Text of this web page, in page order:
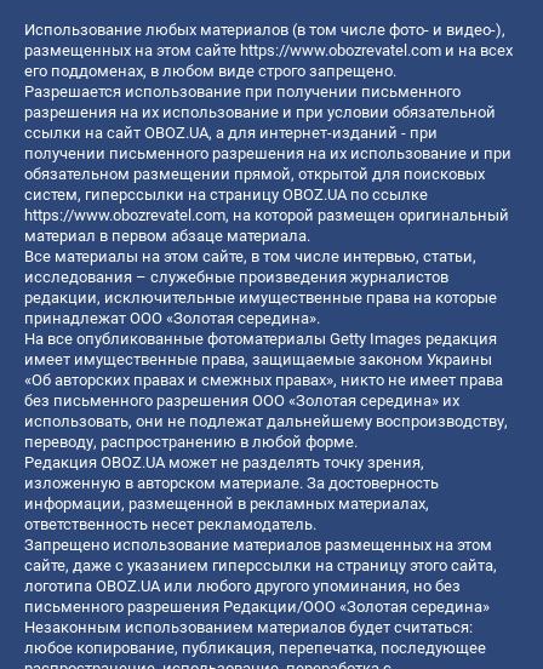
Использование любых материалов (в том числе фото- и видео-),
размещенных на этом сайте https://www.obozrevatel.com и на всех
его поддоменах, в любом виде строго запрещено.
Разрешается использование при получении письменного
разрешения на их использование и при условии обязательной
ссылки на сайт OBOZ.UA, а для интернет-изданий - при
получении письменного разрешения на их использование и при
обязательном размещении прямой, открытой для поисковых
систем, гиперссылки на страницу OBOZ.UA по ссылке
https://www.obozrevatel.com, на которой размещен оригинальный
материал в первом абзаце материала.
Все материалы на этом сайте, в том числе интервью, статьи,
исследования – служебные произведения журналистов
редакции, исключительные имущественные права на которые
принадлежат ООО «Золотая середина».
На все опубликованные фотоматериалы Getty Images редакция
имеет имущественные права, защищаемые законом Украины
«Об авторских правах и смежных правах», никто не имеет права
без письменного разрешения ООО «Золотая середина» их
использовать, они не подлежат дальнейшему воспроизводству,
переводу, распространению в любой форме.
Редакция OBOZ.UA может не разделять точку зрения,
изложенную в авторском материале. За достоверность
информации, размещенной в рекламных материалах,
ответственность несет рекламодатель.
Запрещено использование материалов размещенных на этом
сайте, даже с указанием гиперссылки на страницу этого сайта,
логотипа OBOZ.UA или любого другого упоминания, но без
письменного разрешения Редакции/ООО «Золотая середина»
Незаконным использованием материалов будет считаться:
любое копирование, публикация, перепечатка, последующее